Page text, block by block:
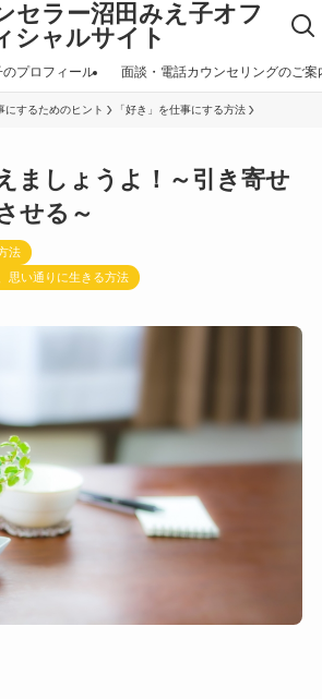
セラー沼田みえ子オフ
シャルサイト
プロフィール 面談・電話カウンセリングのご案
にするためのヒント 「好き」を仕事にする方法
ましょうよ！～引き寄せ
せる～
法
思い通りに生きる方法